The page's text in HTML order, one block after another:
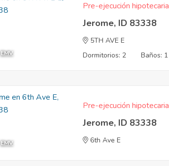
EMV
Pre-ejecución hipotecaria
Jerome, ID 83338
5TH AVE E
Dormitorios: 2
Baños: 1
EMV
Pre-ejecución hipotecaria
Jerome, ID 83338
6th Ave E